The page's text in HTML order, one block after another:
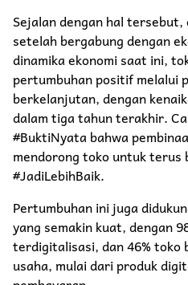
Sejalan dengan hal
setelah bergabung dengan
dinamika ekonomi saat ini,
pertumbuhan positif melalui
berkelanjutan, dengan
dalam tiga tahun terakhir.
#BuktiNyata bahwa
mendorong toko untuk terus
#JadiLebihBaik.
Pertumbuhan ini juga
yang semakin kuat, dengan
terdigitalisasi, dan 46% toko
usaha, mulai dari produk